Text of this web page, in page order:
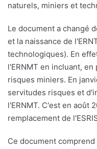
naturels, miniers et
Le document a changé
et la naissance de
technologiques). En
l'ERNMT en incluant,
risques miniers. En
servitudes risques et
l'ERNMT. C'est en août
remplacement de
Ce document comprend